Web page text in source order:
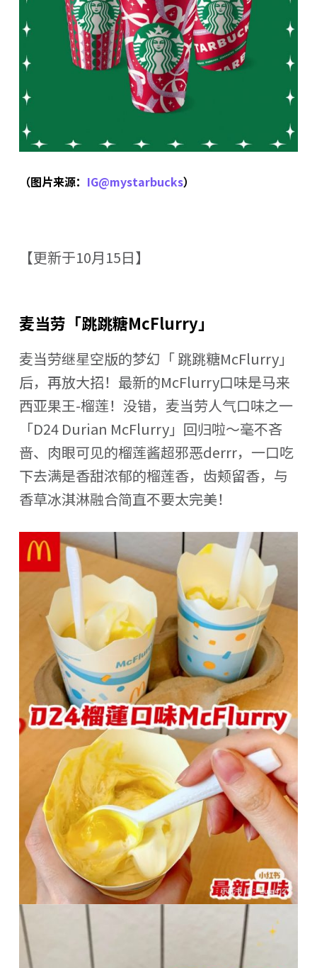
（图片来源： IG@mystarbucks）
【更新于10月15日】
麦当劳「跳跳糖McFlurry」
麦当劳继星空版的梦幻「 跳跳糖McFlurry」
后，再放大招！最新的McFlurry口味是马来
西亚果王-榴莲！没错，麦当劳人气口味之一
「D24 Durian McFlurry」回归啦～毫不吝
啬、肉眼可见的榴莲酱超邪恶derrr，一口吃
下去满是香甜浓郁的榴莲香，齿颊留香，与
香草冰淇淋融合简直不要太完美！